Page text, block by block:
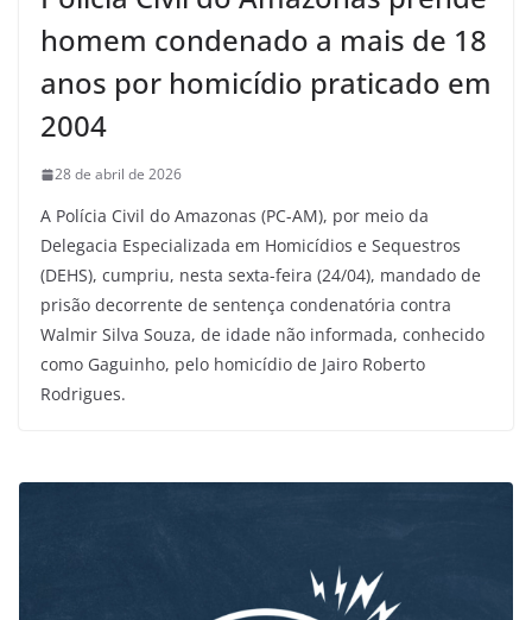
homem condenado a mais de 18
anos por homicídio praticado em
2004
28 de abril de 2026
A Polícia Civil do Amazonas (PC-AM), por meio da
Delegacia Especializada em Homicídios e Sequestros
(DEHS), cumpriu, nesta sexta-feira (24/04), mandado de
prisão decorrente de sentença condenatória contra
Walmir Silva Souza, de idade não informada, conhecido
como Gaguinho, pelo homicídio de Jairo Roberto
Rodrigues.